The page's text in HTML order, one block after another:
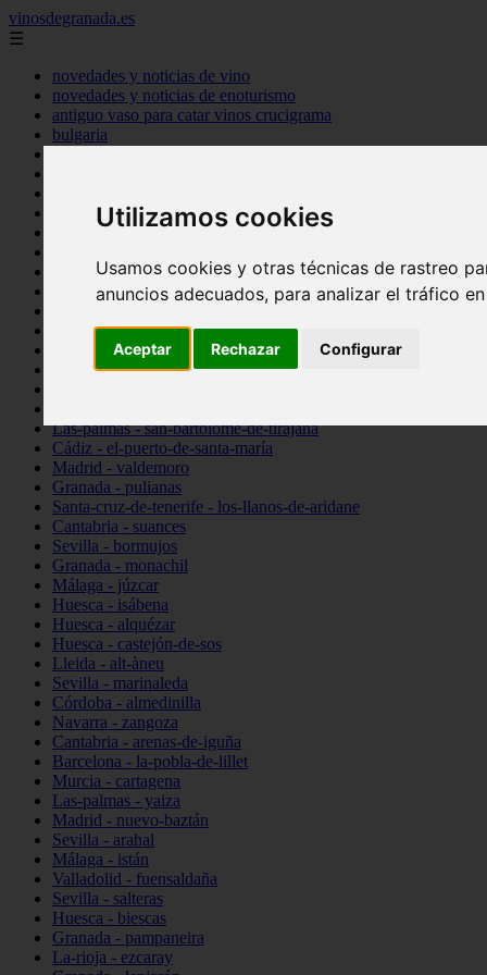
Utilizamos cookies
Usamos cookies y otras técnicas de rastreo
anuncios adecuados, para analizar el tráfico
Aceptar Rechazar Configurar
vinosdegranada.es
☰
novedades y noticias de vino
novedades y noticias de enoturismo
antiguo vaso para catar vinos crucigrama
bulgaria
Córdoba - córdoba
Barcelona - barcelona
Ciudad-real - montiel
Santa-cruz-de-tenerife - guía-de-isora
La-rioja - casalarreina
Almería - roquetas-de-mar
Madrid - pozuelo-de-alarcón
Las-palmas - san-bartolomé-de-tirajana
Cádiz - el-puerto-de-santa-maría
Madrid - valdemoro
Granada - pulianas
Santa-cruz-de-tenerife - los-llanos-de-aridane
Cantabria - suances
Sevilla - bormujos
Granada - monachil
Málaga - júzcar
Huesca - isábena
Huesca - alquézar
Huesca - castejón-de-sos
Lleida - alt-àneu
Sevilla - marinaleda
Córdoba - almedinilla
Navarra - zangoza
Cantabria - arenas-de-iguña
Barcelona - la-pobla-de-lillet
Murcia - cartagena
Las-palmas - yaiza
Madrid - nuevo-baztán
Sevilla - arahal
Málaga - istán
Valladolid - fuensaldaña
Sevilla - salteras
Huesca - biescas
Granada - pampaneira
La-rioja - ezcaray